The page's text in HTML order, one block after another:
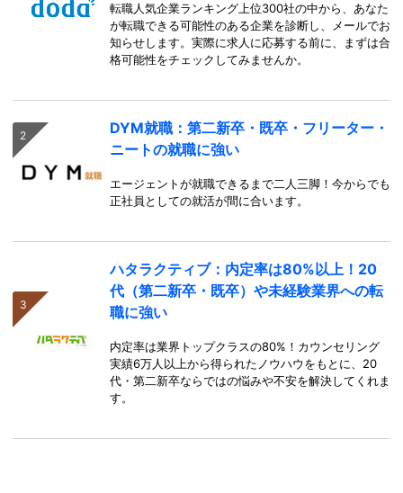
転職人気企業ランキング上位300社の中から、あなた
が転職できる可能性のある企業を診断し、メールでお
知らせします。実際に求人に応募する前に、まずは合
格可能性をチェックしてみませんか。
DYM就職：第二新卒・既卒・フリーター・
ニートの就職に強い
エージェントが就職できるまで二人三脚！今からでも
正社員としての就活が間に合います。
ハタラクティブ：内定率は80%以上！20
代（第二新卒・既卒）や未経験業界への転
職に強い
内定率は業界トップクラスの80%！カウンセリング
実績6万人以上から得られたノウハウをもとに、20
代・第二新卒ならではの悩みや不安を解決してくれま
す。